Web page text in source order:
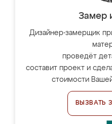
Замер
Дизайнер-замерщик
проведёт
составит проект и
стоимости
ВЫЗВАТЬ